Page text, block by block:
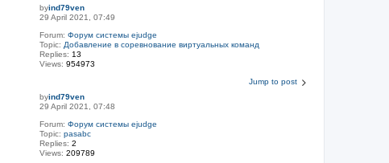
byind79ven
29 April 2021, 07:49
Forum:Форум системы ejudge
Topic: Добавление в соревнование виртуальных команд
Replies: 13
Views:954973
Jump to post
byind79ven
29 April 2021, 07:48
Forum:Форум системы ejudge
Topic:pasabc
Replies:2
Views:209789